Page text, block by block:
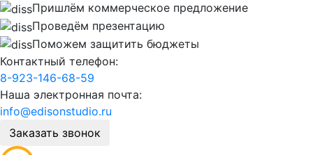
Пришлём коммерческое предложение
Проведём презентацию
Поможем защитить бюджеты
Контактный телефон:
8-923-146-68-59
Наша электронная почта:
info@edisonstudio.ru
Заказать звонок